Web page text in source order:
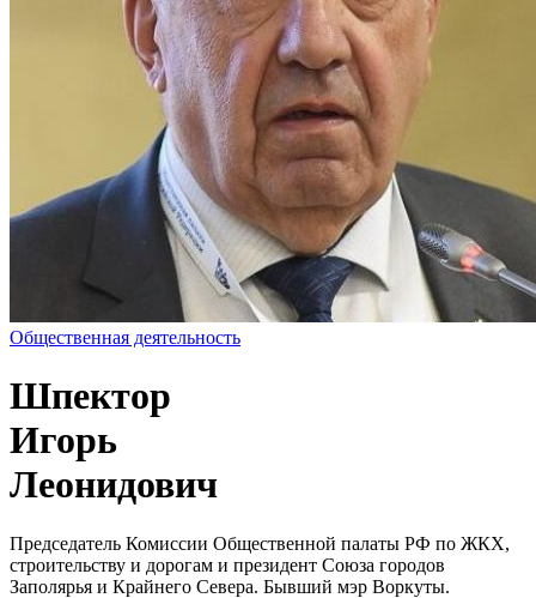
Общественная деятельность
Шпектор
Игорь
Леонидович
Председатель Комиссии Общественной палаты РФ по ЖКХ,
строительству и дорогам и президент Союза городов
Заполярья и Крайнего Севера. Бывший мэр Воркуты.